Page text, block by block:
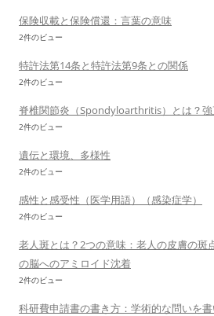
保険収載と保険償還：言葉の意味
2件のビュー
特許法第14条と特許法第9条との関係
2件のビュー
脊椎関節炎（Spondyloarthritis）とは？強
2件のビュー
遺伝と環境、多様性
2件のビュー
感性と感受性（医学用語）（感染症学）
2件のビュー
老人斑とは？2つの意味：老人の皮膚の斑
の脳へのアミロイド沈着
2件のビュー
科研費申請書の書き方：学術的な問いを